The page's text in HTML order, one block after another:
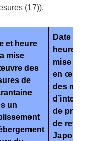
(17)).
et heure
mise
des
de
un
Date et
heure de
mise
en œuvre
des
de
de revenir
Japon